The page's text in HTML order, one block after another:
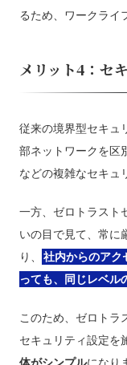
るため、ワークライ
メリット4：セ
従来の境界型セキュ
部ネットワークを区
などの複雑なセキュ
一方、ゼロトラスト
いの目で見て、常に
り、
社内からのアク
っても、同じレベル
このため、ゼロトラ
セキュリティ設定を